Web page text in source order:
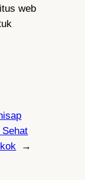
web
Sehat
→